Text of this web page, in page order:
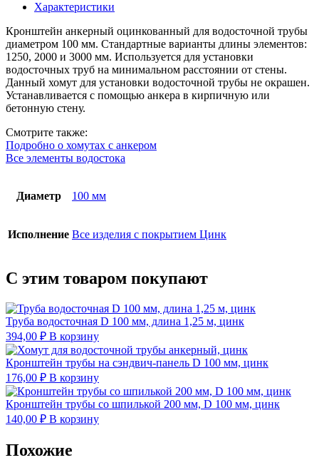
трубы
анкерный
(10х150
мм)
D
100
мм,
цинк
Характеристики
Кронштейн анкерный оцинкованный для водосточной трубы
диаметром 100 мм. Стандартные варианты длины элементов:
1250, 2000 и 3000 мм. Используется для установки
водосточных труб на минимальном расстоянии от стены.
Данный хомут для установки водосточной трубы не окрашен.
Устанавливается с помощью анкера в кирпичную или
бетонную стену.
Смотрите также:
Подробно о хомутах с анкером
Все элементы водостока
Диаметр 100 мм
Исполнение Все изделия с покрытием Цинк
С этим товаром покупают
Труба водосточная D 100 мм, длина 1,25 м, цинк
394,00 ₽ В корзину
Кронштейн трубы на сэндвич-панель D 100 мм, цинк
176,00 ₽ В корзину
Кронштейн трубы со шпилькой 200 мм, D 100 мм, цинк
140,00 ₽ В корзину
Похожие